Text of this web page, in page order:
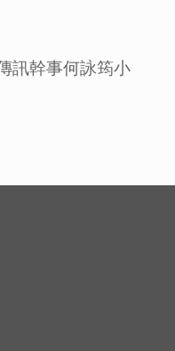
訊幹事何詠筠小